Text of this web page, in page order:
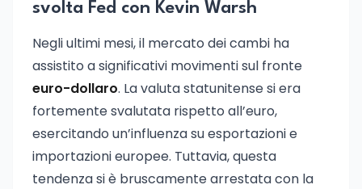
svolta Fed con Kevin Warsh
Negli ultimi mesi, il mercato dei cambi ha
assistito a significativi movimenti sul fronte
euro-dollaro. La valuta statunitense si era
fortemente svalutata rispetto all’euro,
esercitando un’influenza su esportazioni e
importazioni europee. Tuttavia, questa
tendenza si è bruscamente arrestata con la